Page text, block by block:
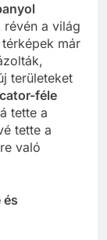
a világ
már
területeket
féle
tette a
tette a
való
és